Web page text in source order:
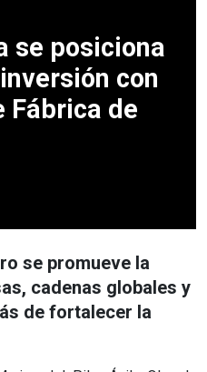
se posiciona
con
Fábrica de
se promueve la
cadenas globales y
de fortalecer la